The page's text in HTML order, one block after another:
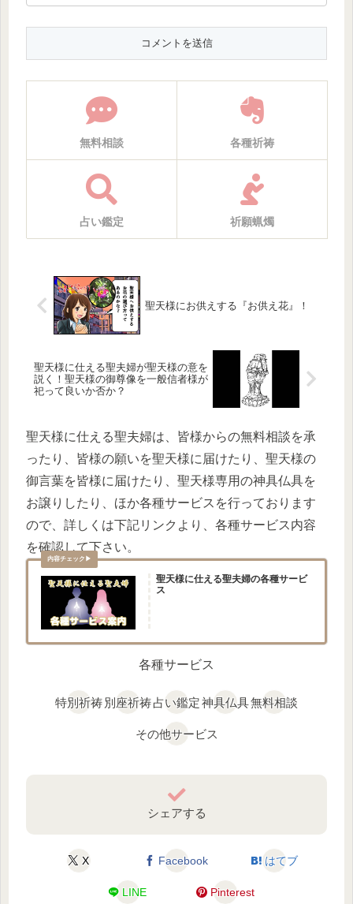
無料相談 各種祈祷
占い鑑定 祈願蝋燭
聖天様にお供えする『お供え花』！
聖天様に仕える聖夫婦が聖天様の意を
説く！聖天様の御尊像を一般信者様が
祀って良いか否か？
聖天様に仕える聖夫婦は、皆様からの無料相談を承
ったり、皆様の願いを聖天様に届けたり、聖天様の
御言葉を皆様に届けたり、聖天様専用の神具仏具を
お譲りしたり、ほか各種サービスを行っております
ので、詳しくは下記リンクより、各種サービス内容
を確認して下さい。
聖天様に仕える聖夫婦の各種サービ
ス
各種サービス
特別祈祷別座祈祷占い鑑定神具仏具無料相談
その他サービス
シェアする
X Facebook はてブ
LINE Pinterest